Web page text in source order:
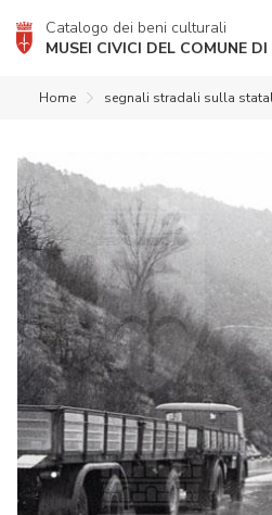
Catalogo dei beni culturali
MUSEI CIVICI DEL COMUNE
Home segnali stradali sulla